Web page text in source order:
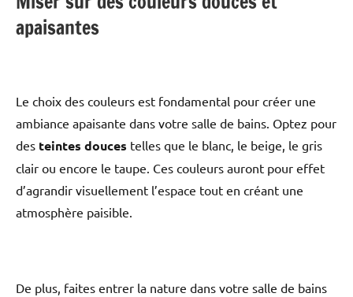
apaisantes
Le choix des couleurs est fondamental pour créer une
ambiance apaisante dans votre salle de bains. Optez pour
des teintes douces telles que le blanc, le beige, le gris
clair ou encore le taupe. Ces couleurs auront pour effet
d’agrandir visuellement l’espace tout en créant une
atmosphère paisible.
De plus, faites entrer la nature dans votre salle de bains